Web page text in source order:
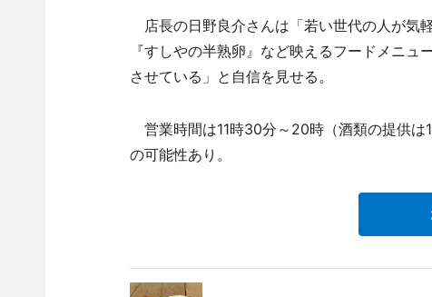
店長の日野良介さんは「若い世代の人が気
『すしやの半熟卵』など映えるフードメニ
させている」と自信を見せる。
営業時間は11時30分～20時（酒類の提供は
の可能性あり。